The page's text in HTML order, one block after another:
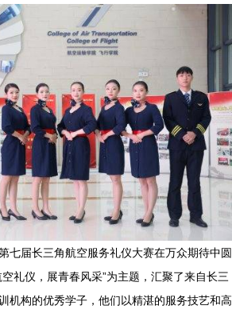
七届长三角航空服务礼仪大赛在万众期待中圆
礼仪，展青春风采”为主题，汇聚了来自长三
机构的优秀学子，他们以精湛的服务技艺和高